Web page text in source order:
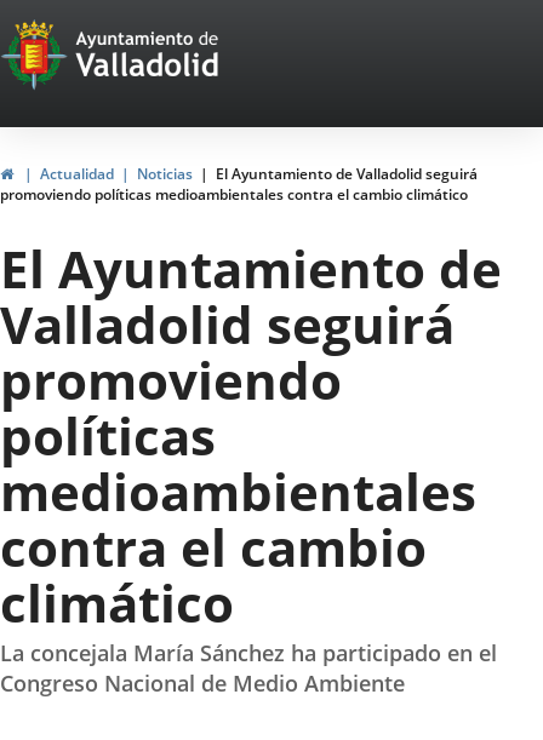
Portal
Web
del
Ayuntamiento
de
Valladolid
InicioActualidad Noticias
El Ayuntamiento de Valladolid seguirá
promoviendo políticas medioambientales contra el cambio climático
El Ayuntamiento de
Valladolid seguirá
promoviendo
políticas
medioambientales
contra el cambio
climático
La concejala María Sánchez ha participado en el
Congreso Nacional de Medio Ambiente